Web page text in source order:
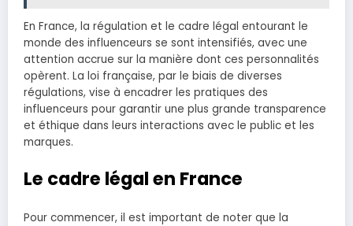
En France, la régulation et le cadre légal entourant le
monde des influenceurs se sont intensifiés, avec une
attention accrue sur la manière dont ces personnalités
opèrent. La loi française, par le biais de diverses
régulations, vise à encadrer les pratiques des
influenceurs pour garantir une plus grande transparence
et éthique dans leurs interactions avec le public et les
marques.
Le cadre légal en France
Pour commencer, il est important de noter que la